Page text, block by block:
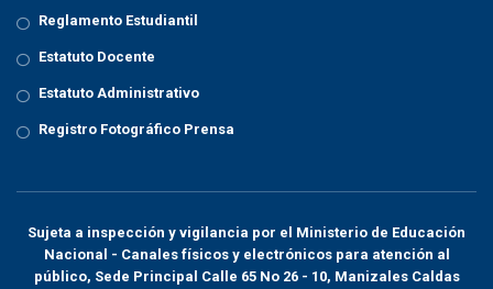
Reglamento Estudiantil
Estatuto Docente
Estatuto Administrativo
Registro Fotográfico Prensa
Sujeta a inspección y vigilancia por el Ministerio de Educación
Nacional - Canales físicos y electrónicos para atención al
público, Sede Principal Calle 65 No 26 - 10, Manizales Caldas